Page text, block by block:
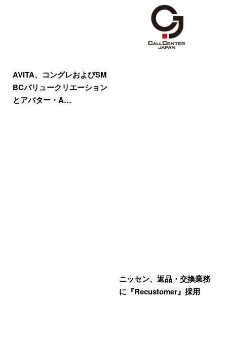
AVITA、コングレおよびSM
BCバリュークリエーション
とアバター・A…
ニッセン、返品・交換業務
に『Recustomer』採用